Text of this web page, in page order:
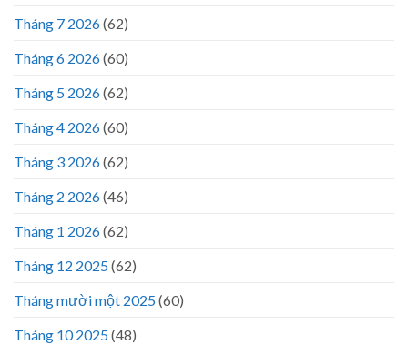
Tháng 7 2026(62)
Tháng 6 2026(60)
Tháng 5 2026(62)
Tháng 4 2026(60)
Tháng 3 2026(62)
Tháng 2 2026(46)
Tháng 1 2026(62)
Tháng 12 2025(62)
Tháng mười một 2025(60)
Tháng 10 2025(48)